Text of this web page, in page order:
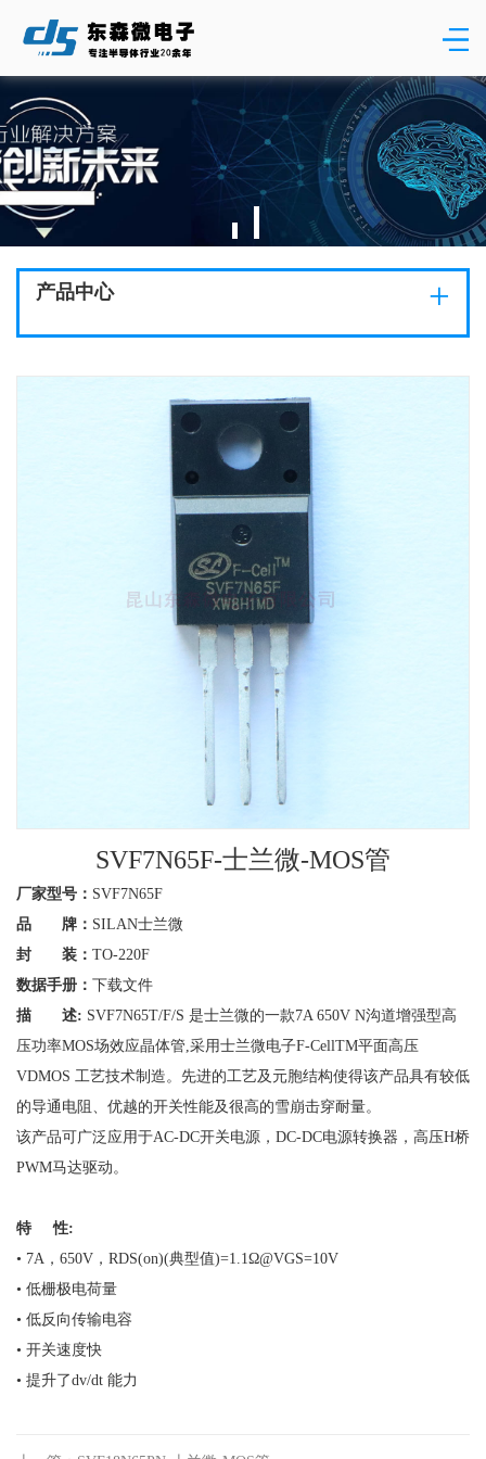
产品中心 +
SVF7N65F-士兰微-MOS管
厂家型号： SVF7N65F
品 牌： SILAN士兰微
封 装： TO-220F
数据手册： 下载文件
描 述: SVF7N65T/F/S 是士兰微的一款7A 650V N沟道增强型高
压功率MOS场效应晶体管,采用士兰微电子F-CellTM平面高压
VDMOS 工艺技术制造。先进的工艺及元胞结构使得该产品具有较低
的导通电阻、优越的开关性能及很高的雪崩击穿耐量。
该产品可广泛应用于AC-DC开关电源，DC-DC电源转换器，高压H桥
PWM马达驱动。
特 性:
• 7A，650V，RDS(on)(典型值)=1.1Ω@VGS=10V
• 低栅极电荷量
• 低反向传输电容
• 开关速度快
• 提升了dv/dt 能力